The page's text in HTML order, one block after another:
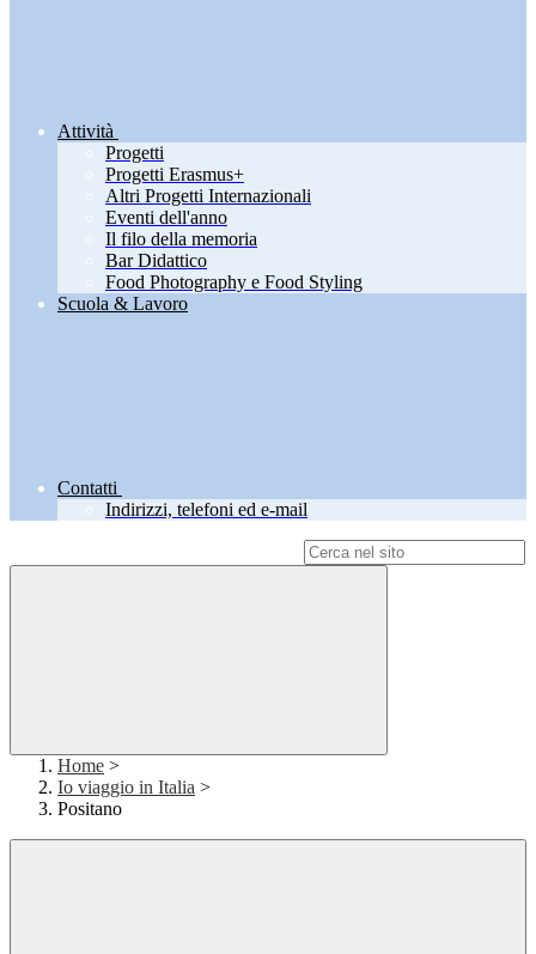
Attività
Progetti
Progetti Erasmus+
Altri Progetti Internazionali
Eventi dell'anno
Il filo della memoria
Bar Didattico
Food Photography e Food Styling
Scuola & Lavoro
Contatti
Indirizzi, telefoni ed e-mail
Home >
Io viaggio in Italia >
Positano